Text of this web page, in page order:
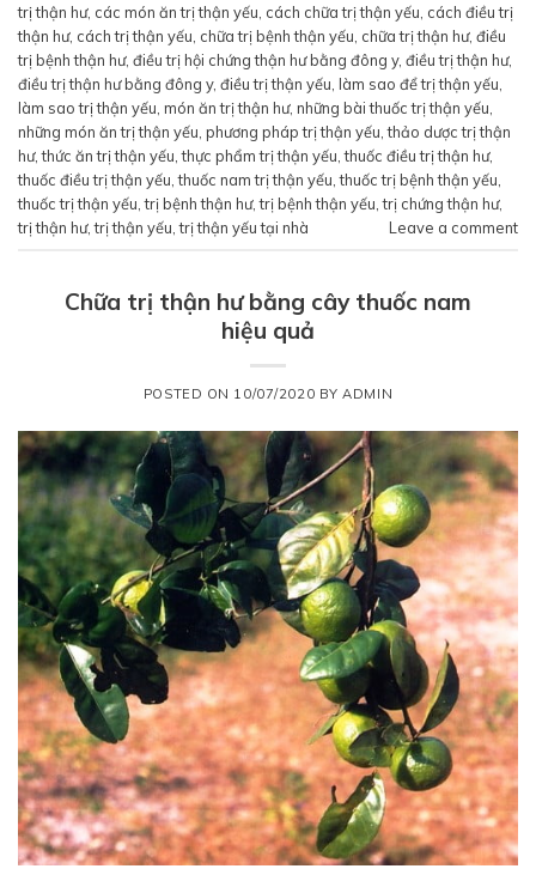
trị thận hư, các món ăn trị thận yếu cách chữa trị thận yếu cách điều trị
thận hư, cách trị thận yếu chữa trị bệnh thận yếu chữa trị thận hư, điều
trị bệnh thận hư, điều trị hội chứng thận hư bằng đông y, điều trị thận hư,
điều trị thận hư bằng đông y, điều trị thận yếu làm sao để trị thận yếu
làm sao trị thận yếu món ăn trị thận hư, những bài thuốc trị thận yếu
những món ăn trị thận yếu phương pháp trị thận yếu ,thảo dược trị thận
hư,thức ăn trị thận yếu ,thực phẩm trị thận yếu ,thuốc điều trị thận hư,
thuốc điều trị thận yếu ,thuốc nam trị thận yếu ,thuốc trị bệnh thận yếu
thuốc trị thận yếu ,trị bệnh thận hư,trị bệnh thận yếu ,trị chứng thận hư,
trị thận hư,trị thận yếu ,trị thận yếu tại nhà Leave a comment
Chữa trị thận hư bằng cây thuốc nam
hiệu quả
POSTED ON 10/07/2020 BYADMIN